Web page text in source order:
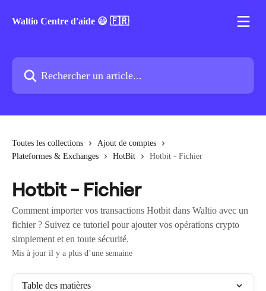
Waltio Centre d'aide 😃 🇫🇷
Rechercher un article...
Toutes les collections
Ajout de comptes
Plateformes & Exchanges
HotBit Hotbit - Fichier
Hotbit - Fichier
Comment importer vos transactions Hotbit dans Waltio avec un
fichier ? Suivez ce tutoriel pour ajouter vos opérations crypto
simplement et en toute sécurité.
Mis à jour il y a plus d’une semaine
Table des matières